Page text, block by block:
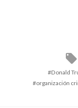
Donald
organización